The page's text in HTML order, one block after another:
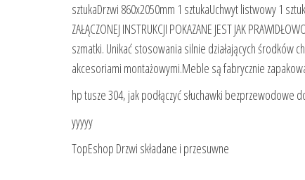
sztukaDrzwi 860x2050mm 1 sztukaUchwyt listwowy 1
ZAŁĄCZONEJ INSTRUKCJI POKAZANE JEST JAK
szmatki. Unikać stosowania silnie działających środków
akcesoriami montażowymi.Meble są fabrycznie
hp tusze 304, jak podłączyć słuchawki bezprzewodowe
yyyyy
TopEshop Drzwi składane i przesuwne